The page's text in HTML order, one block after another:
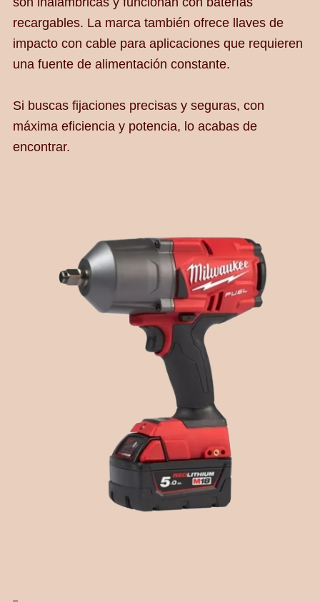
recargables. La marca también ofrece llaves de
impacto con cable para aplicaciones que requieren
una fuente de alimentación constante.
Si buscas fijaciones precisas y seguras, con
máxima eficiencia y potencia, lo acabas de
encontrar.